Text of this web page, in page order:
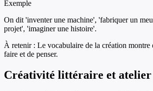
Exemple
On dit 'inventer une machine', 'fabriquer un
projet', 'imaginer une histoire'.
À retenir : Le vocabulaire de la création montre
faire et de penser.
Créativité littéraire et